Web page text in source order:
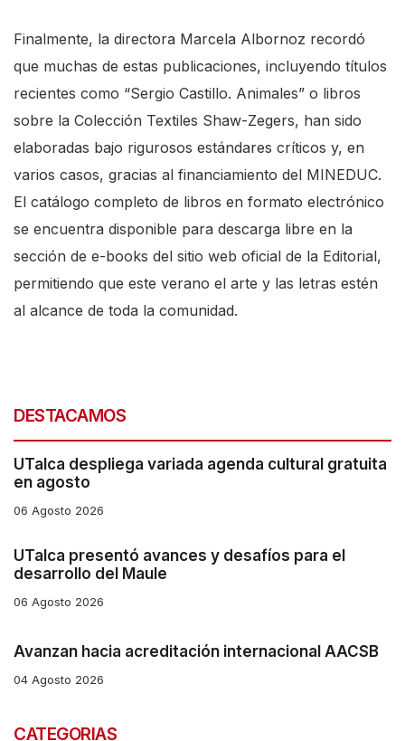
Finalmente, la directora Marcela Albornoz recordó
que muchas de estas publicaciones, incluyendo títulos
recientes como “Sergio Castillo. Animales” o libros
sobre la Colección Textiles Shaw-Zegers, han sido
elaboradas bajo rigurosos estándares críticos y, en
varios casos, gracias al financiamiento del MINEDUC.
El catálogo completo de libros en formato electrónico
se encuentra disponible para descarga libre en la
sección de e-books del sitio web oficial de la Editorial,
permitiendo que este verano el arte y las letras estén
al alcance de toda la comunidad.
DESTACAMOS
UTalca despliega variada agenda cultural gratuita
en agosto
06 Agosto 2026
UTalca presentó avances y desafíos para el
desarrollo del Maule
06 Agosto 2026
Avanzan hacia acreditación internacional AACSB
04 Agosto 2026
CATEGORIAS